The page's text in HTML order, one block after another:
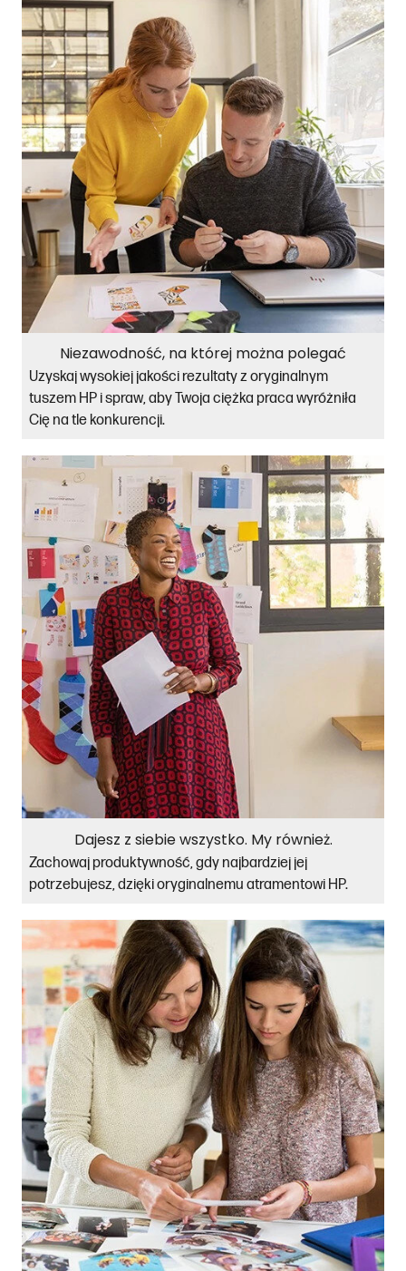
Niezawodność, na której można polegać
Uzyskaj wysokiej jakości rezultaty z oryginalnym
tuszem HP i spraw, aby Twoja ciężka praca wyróżniła
Cię na tle konkurencji.
Dajesz z siebie wszystko. My również.
Zachowaj produktywność, gdy najbardziej jej
potrzebujesz, dzięki oryginalnemu atramentowi HP.